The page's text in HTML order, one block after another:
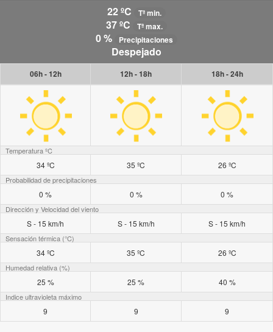
22 ºC Tª min.
37 ºC Tª max.
0 % Precipitaciones
Despejado
06h - 12h 12h - 18h 18h - 24h
Temperatura ºC
34 ºC 35 ºC 26 ºC
Probabilidad de precipitaciones
0 % 0 % 0 %
Dirección y Velocidad del viento
S - 15 km/h S - 15 km/h S - 15 km/h
Sensación térmica (°C)
34 ºC 35 ºC 26 ºC
Humedad relativa (%)
25 % 25 % 40 %
Indice ultravioleta máximo
9 9 9